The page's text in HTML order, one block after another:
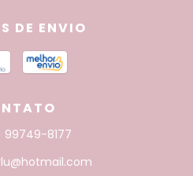
DE ENVIO
99749-8177